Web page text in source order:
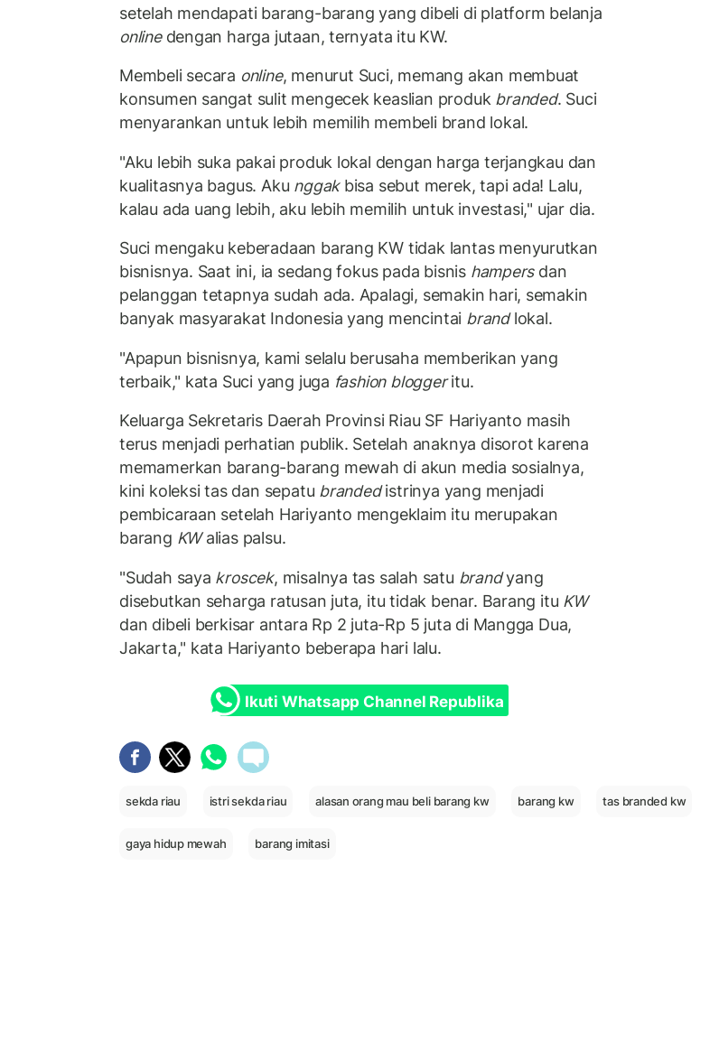
setelah mendapati barang-barang yang dibeli di platform belanja
onlinedengan harga jutaan, ternyata itu KW.
Membeli secara online, menurut Suci, memang akan membuat
konsumen sangat sulit mengecek keaslian produk branded. Suci
menyarankan untuk lebih memilih membeli brand lokal.
"Aku lebih suka pakai produk lokal dengan harga terjangkau dan
kualitasnya bagus. Aku nggakbisa sebut merek, tapi ada! Lalu,
kalau ada uang lebih, aku lebih memilih untuk investasi," ujar dia.
Suci mengaku keberadaan barang KW tidak lantas menyurutkan
bisnisnya. Saat ini, ia sedang fokus pada bisnis hampersdan
pelanggan tetapnya sudah ada. Apalagi, semakin hari, semakin
banyak masyarakat Indonesia yang mencintai brandlokal.
"Apapun bisnisnya, kami selalu berusaha memberikan yang
terbaik," kata Suci yang juga fashion bloggeritu.
Keluarga Sekretaris Daerah Provinsi Riau SF Hariyanto masih
terus menjadi perhatian publik. Setelah anaknya disorot karena
memamerkan barang-barang mewah di akun media sosialnya,
kini koleksi tas dan sepatu brandedistrinya yang menjadi
pembicaraan setelah Hariyanto mengeklaim itu merupakan
barang KWalias palsu.
"Sudah saya kroscek, misalnya tas salah satu brandyang
disebutkan seharga ratusan juta, itu tidak benar. Barang itu KW
dan dibeli berkisar antara Rp 2 juta-Rp 5 juta di Mangga Dua,
Jakarta," kata Hariyanto beberapa hari lalu.
Ikuti Whatsapp Channel Republika
sekda riau istri sekda riau alasan orang mau beli barang kw barang kw tas branded kw
gaya hidup mewah barang imitasi